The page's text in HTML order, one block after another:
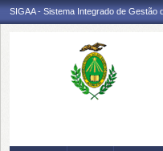
SIGAA - Sistema Integrado de Gestão